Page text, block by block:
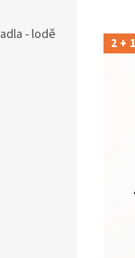
- lodě
V 2 + 1